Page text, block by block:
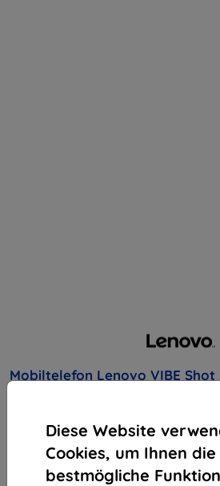
Diese Website
Cookies, um Ihnen die
bestmögliche
Mobiltelefon Lenovo VIBE Shot
Rabatt
auf sämtliches